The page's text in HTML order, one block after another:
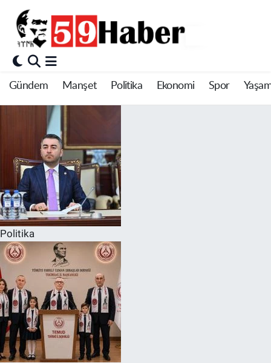
Gündem Manşet Politika Ekonomi Spor
Politika